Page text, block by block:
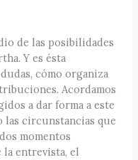
de las posibilidades
Y es ésta
cómo organiza
Acordamos
a dar forma a este
las circunstancias que
momentos
entrevista, el